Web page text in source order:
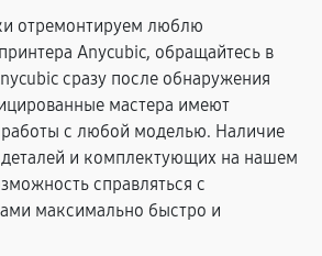
отремонтируем люблю
Anycubic, обращайтесь в
сразу после обнаружения
мастера имеют
с любой моделью. Наличие
и комплектующих на нашем
справляться с
максимально быстро и